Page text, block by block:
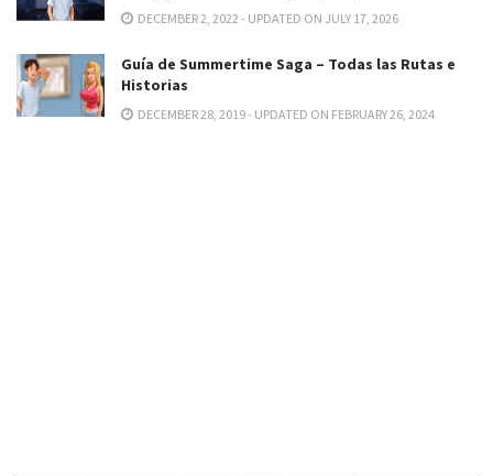
DECEMBER 2, 2022 - UPDATED ON JULY 17, 2026
Guía de Summertime Saga – Todas las Rutas e
Historias
DECEMBER 28, 2019 - UPDATED ON FEBRUARY 26, 2024